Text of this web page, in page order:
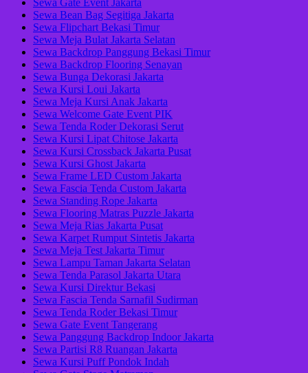
Sewa Gate Event Jakarta
Sewa Bean Bag Segitiga Jakarta
Sewa Flipchart Bekasi Timur
Sewa Meja Bulat Jakarta Selatan
Sewa Backdrop Panggung Bekasi Timur
Sewa Backdrop Flooring Senayan
Sewa Bunga Dekorasi Jakarta
Sewa Kursi Loui Jakarta
Sewa Meja Kursi Anak Jakarta
Sewa Welcome Gate Event PIK
Sewa Tenda Roder Dekorasi Serut
Sewa Kursi Lipat Chitose Jakarta
Sewa Kursi Crossback Jakarta Pusat
Sewa Kursi Ghost Jakarta
Sewa Frame LED Custom Jakarta
Sewa Fascia Tenda Custom Jakarta
Sewa Standing Rope Jakarta
Sewa Flooring Matras Puzzle Jakarta
Sewa Meja Rias Jakarta Pusat
Sewa Karpet Rumput Sintetis Jakarta
Sewa Meja Test Jakarta Timur
Sewa Lampu Taman Jakarta Selatan
Sewa Tenda Parasol Jakarta Utara
Sewa Kursi Direktur Bekasi
Sewa Fascia Tenda Sarnafil Sudirman
Sewa Tenda Roder Bekasi Timur
Sewa Gate Event Tangerang
Sewa Panggung Backdrop Indoor Jakarta
Sewa Partisi R8 Ruangan Jakarta
Sewa Kursi Puff Pondok Indah